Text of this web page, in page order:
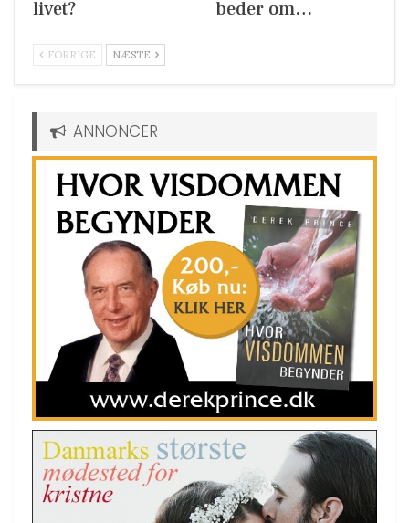
livet?
beder om…
FORRIGE NÆSTE
ANNONCER